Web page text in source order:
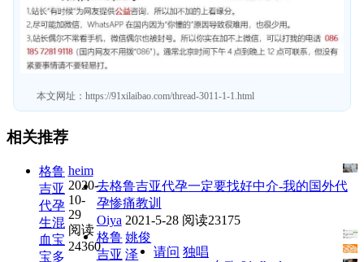
本文网址： https://91xilaibao.com/thread-3011-1-1.html
相关推荐
格鲁
吉亚
代孕
生混
血宝
宝多
heim
2020-
10-
29
阅读
24360
去格鲁吉亚代孕一定要找好中介-我的国外代
孕惨痛教训
Oiya 2021-5-28 阅读23175
格鲁
吉亚
姚俊
泽
请问 独唱